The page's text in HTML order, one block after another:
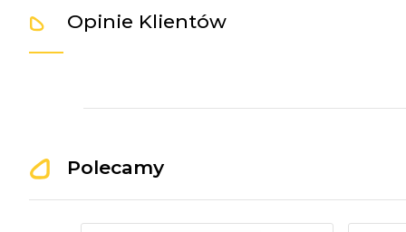
Opinie Klientów
Polecamy